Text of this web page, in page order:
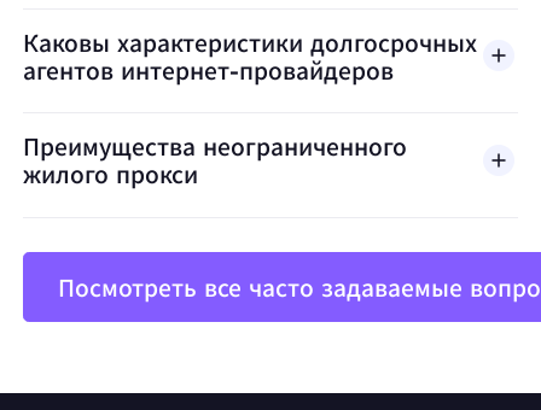
BestProxy не поддерживает мошенничество,
Каковы характеристики долгосрочных
агентов интернет-провайдеров
Преимущества неограниченного
жилого прокси
Посмотреть все часто задаваемые